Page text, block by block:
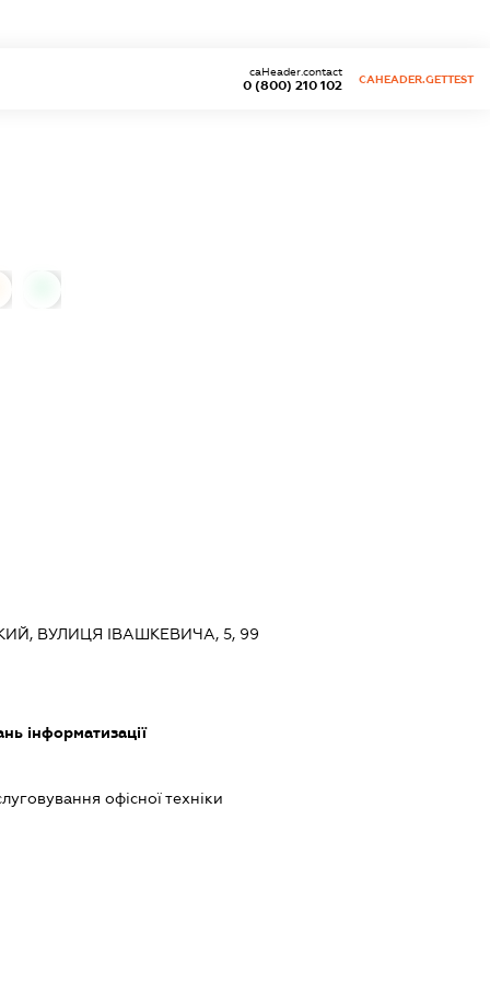
0 (800) 210 102
caHeader.contact
CAHEADER.GETTEST
ВУЛИЦЯ ІВАШКЕВИЧА, 5, 99
інформатизації
офісної техніки